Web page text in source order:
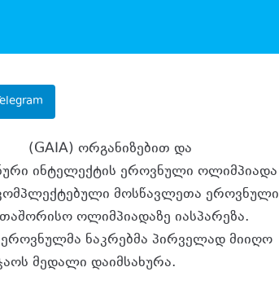
(GAIA) ორგანიზებით და
ინტელექტის ეროვნული ოლიმპიადა
მოსწავლეთა ეროვნული
ოლიმპიადაზე იასპარეზა.
ნაკრებმა პირველად მიიღო
მედალი დაიმსახურა.